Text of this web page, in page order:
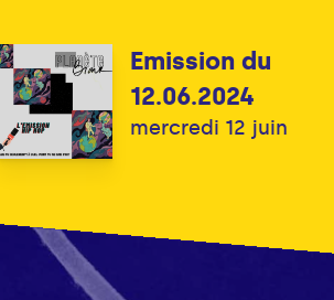
Emission du
12.06.2024
mercredi 12 juin